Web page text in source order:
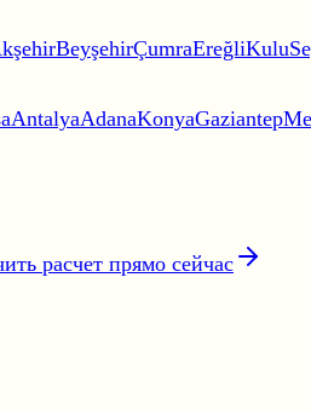
BeyşehirÇumraEreğliKulu
AntalyaAdanaKonyaGaziantep
расчет прямо сейчас